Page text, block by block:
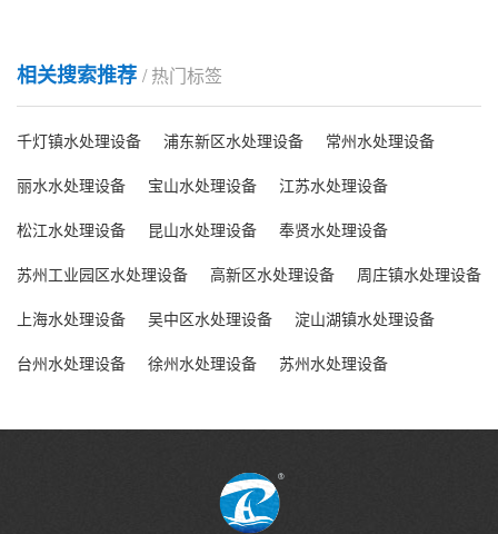
相关搜索推荐 / 热门标签
千灯镇水处理设备 浦东新区水处理设备
常州水处理设备
丽水水处理设备
宝山水处理设备
江苏水处理设备
松江水处理设备
昆山水处理设备
奉贤水处理设备
苏州工业园区水处理设备
高新区水处理设备
周庄镇水处理设备
上海水处理设备
吴中区水处理设备
淀山湖镇水处理设备
台州水处理设备
徐州水处理设备 苏州水处理设备